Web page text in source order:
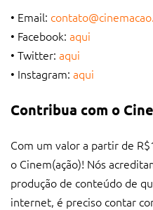
• Email:
• Facebook: aqui
• Twitter: aqui
• Instagram: aqui
Contribua com o
Com um valor a partir de
o Cinem(ação)! Nós
produção de conteúdo de
internet, é preciso contar